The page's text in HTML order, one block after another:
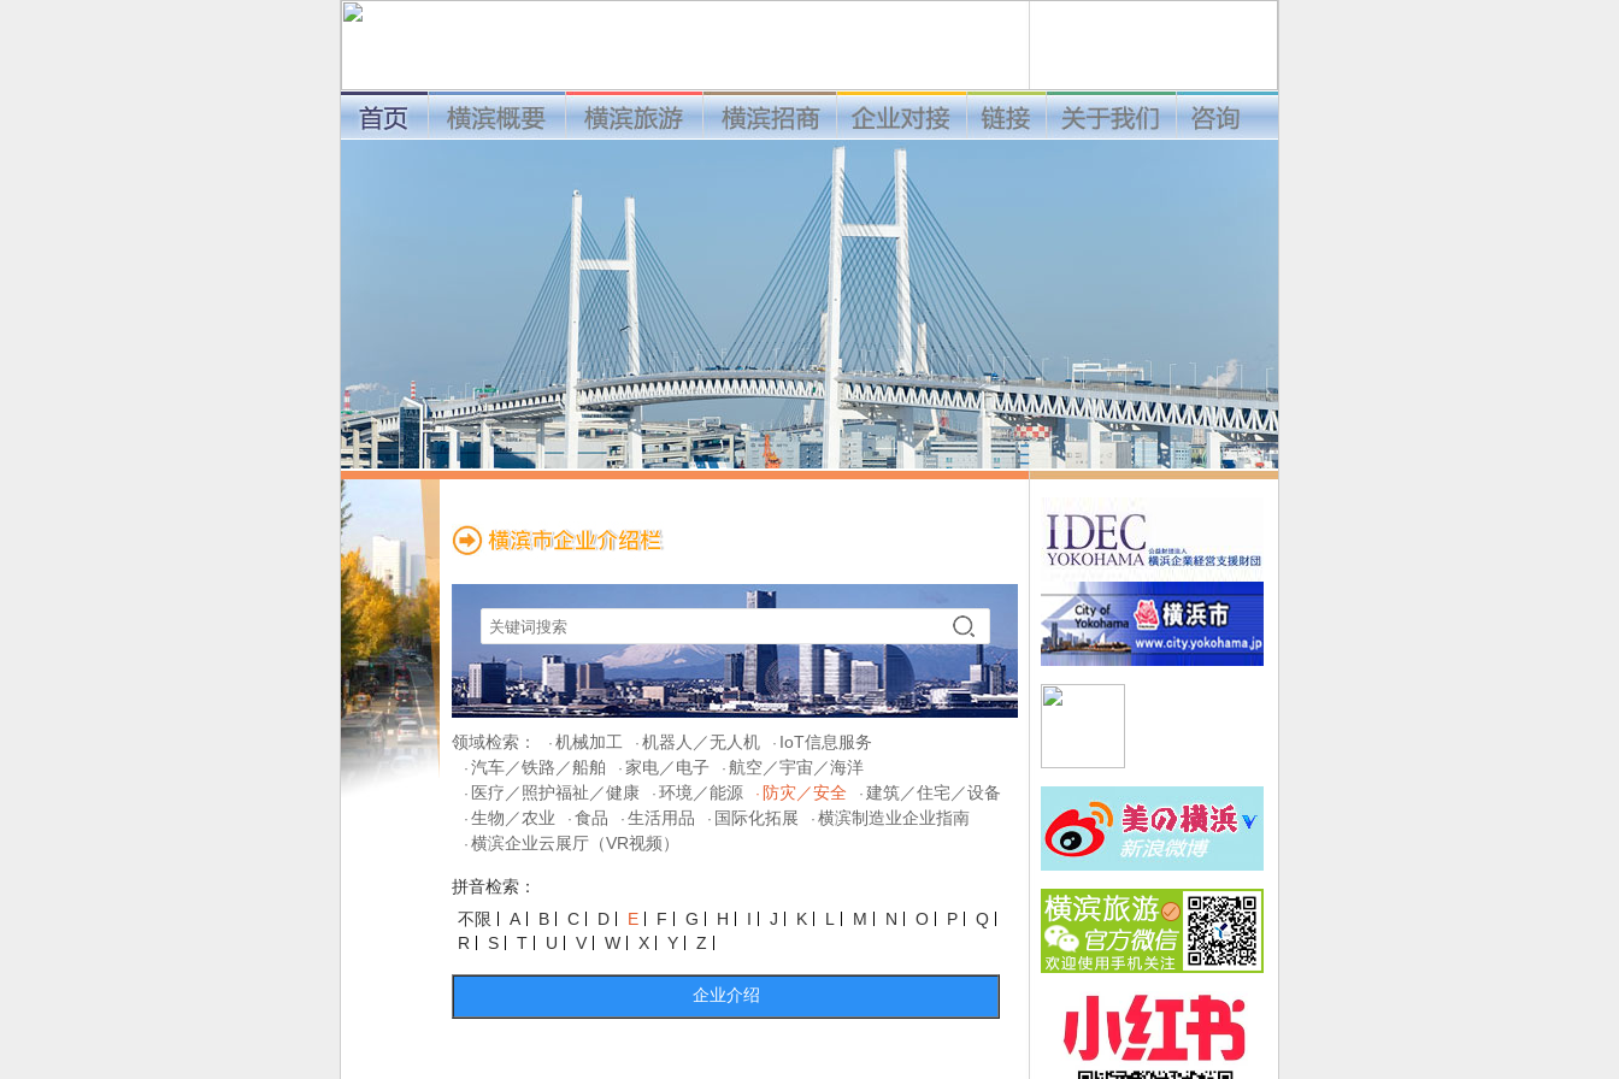
领域检索： · 机械加工 · 机器人／无人机 · IoT信息服务
· 汽车／铁路／船舶 · 家电／电子 · 航空／宇宙／海洋
· 医疗／照护福祉／健康 · 环境／能源 · 防灾／安全 · 建筑／住宅／设备
· 生物／农业 · 食品 · 生活用品 · 国际化拓展 · 横滨制造业企业指南
· 横滨企业云展厅（VR视频）
拼音检索：
不限
A B C D E F G H I J K L M N O P
Q
R
S T U V W X Y Z
企业介绍